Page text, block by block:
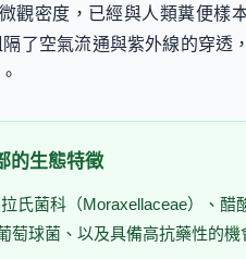
觀密度，已經與人類糞便樣
了空氣流通與紫外線的穿透
的生態特徵
氏菌科（Moraxellaceae）、醋
萄球菌、以及具備高抗藥性的機